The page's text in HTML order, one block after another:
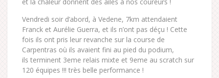
Vendredi soir d’abord, à Vedene, 7km attendaient
Franck et Aurélie Guerra, et ils n’ont pas déçu ! Cette
fois ils ont pris leur revanche sur la course de
Carpentras où ils avaient fini au pied du podium,
ils terminent 3eme relais mixte et 9eme au scratch sur
120 équipes !!! très belle performance !